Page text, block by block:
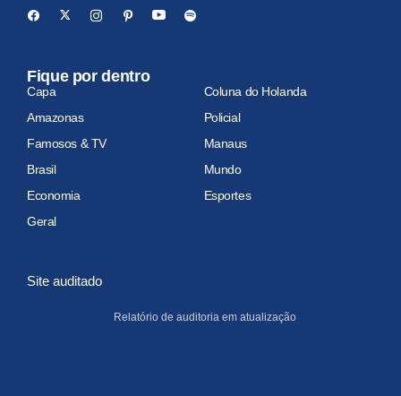
Fique por dentro
Capa
Coluna do Holanda
Amazonas
Policial
Famosos & TV
Manaus
Brasil
Mundo
Economia
Esportes
Geral
Site auditado
Relatório de auditoria em atualização